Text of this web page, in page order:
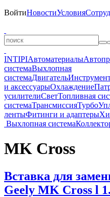
ВойтиНовостиУсловия
INTIPIАвтоматериалы
системаВыхлопная
системаДвигатель
и аксессуарыОхлаждение
усилителиСветТопливная
системаТрансмиссияТурбо
лентыФитинги и адаптеры
Выхлопная система
MK Cross
Вставка для
Geely MK Cross l